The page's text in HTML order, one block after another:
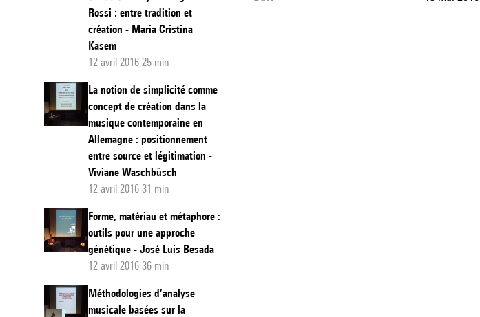
Rossi : entre tradition et
création - Maria Cristina
Kasem
12 avril 2016 25 min
La notion de simplicité comme
concept de création dans la
musique contemporaine en
Allemagne : positionnement
entre source et légitimation -
Viviane Waschbüsch
12 avril 2016 31 min
Forme, matériau et métaphore :
outils pour une approche
génétique - José Luis Besada
12 avril 2016 36 min
Méthodologies d’analyse
musicale basées sur la